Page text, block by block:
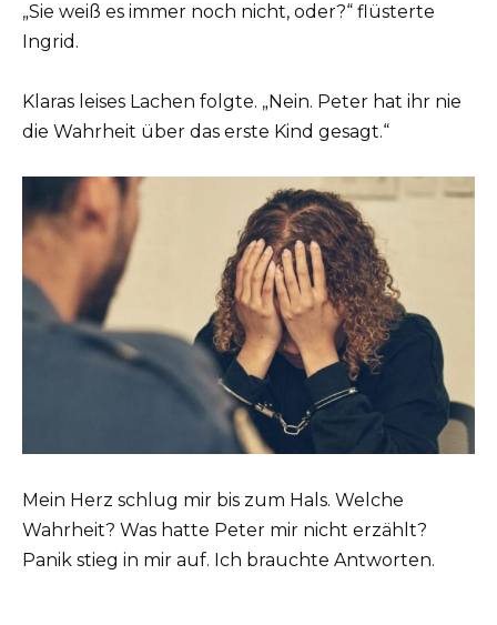
„Sie weiß es immer noch nicht, oder?“ flüsterte
Ingrid.
Klaras leises Lachen folgte. „Nein. Peter hat ihr nie
die Wahrheit über das erste Kind gesagt.“
Mein Herz schlug mir bis zum Hals. Welche
Wahrheit? Was hatte Peter mir nicht erzählt?
Panik stieg in mir auf. Ich brauchte Antworten.